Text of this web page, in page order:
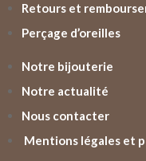
Retours et
Perçage d’oreilles
Notre bijouterie
Notre actualité
Nous contacter
Mentions légales et